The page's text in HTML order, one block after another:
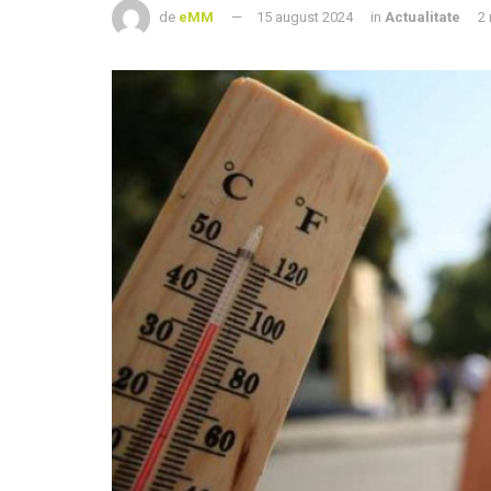
de eMM 15 august 2024 in Actualitate 2